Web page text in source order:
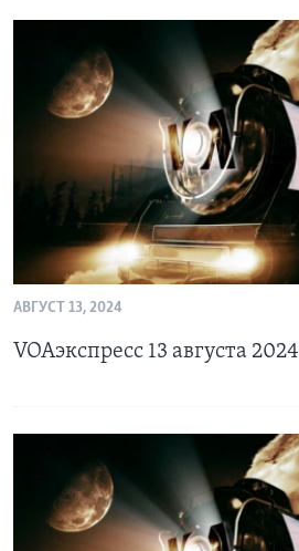
АВГУСТ 13, 2024
VOAэкспресс 13 августа 2024